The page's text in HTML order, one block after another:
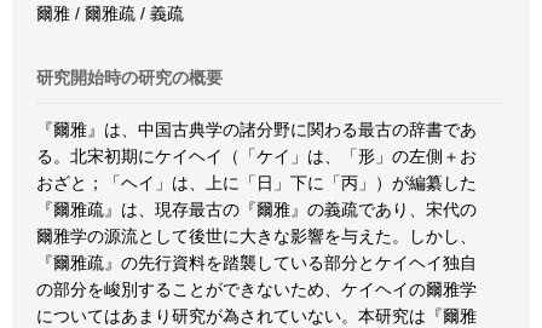
爾雅 / 爾雅疏 / 義疏
研究開始時の研究の概要
『爾雅』は、中国古典学の諸分野に関わる最古の辞書であ
る。北宋初期にケイヘイ（「ケイ」は、「形」の左側＋お
おざと；「ヘイ」は、上に「日」下に「丙」）が編纂した
『爾雅疏』は、現存最古の『爾雅』の義疏であり、宋代の
爾雅学の源流として後世に大きな影響を与えた。しかし、
『爾雅疏』の先行資料を踏襲している部分とケイヘイ独自
の部分を峻別することができないため、ケイヘイの爾雅学
についてはあまり研究が為されていない。本研究は『爾雅